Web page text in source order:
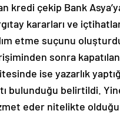
kredi çekip Bank
kararları ve
etme suçunu
sonra
ise yazarlık
bulunduğu belirtildi.
eder nitelikte